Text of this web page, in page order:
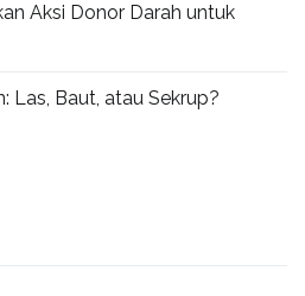
Aksi Donor Darah untuk
Las, Baut, atau Sekrup?